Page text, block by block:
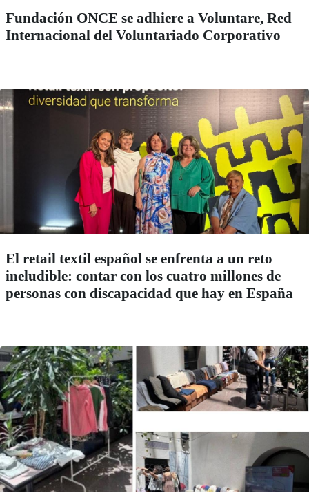
Fundación ONCE se adhiere a Voluntare, Red
Internacional del Voluntariado Corporativo
El retail textil español se enfrenta a un reto
ineludible: contar con los cuatro millones de
personas con discapacidad que hay en España